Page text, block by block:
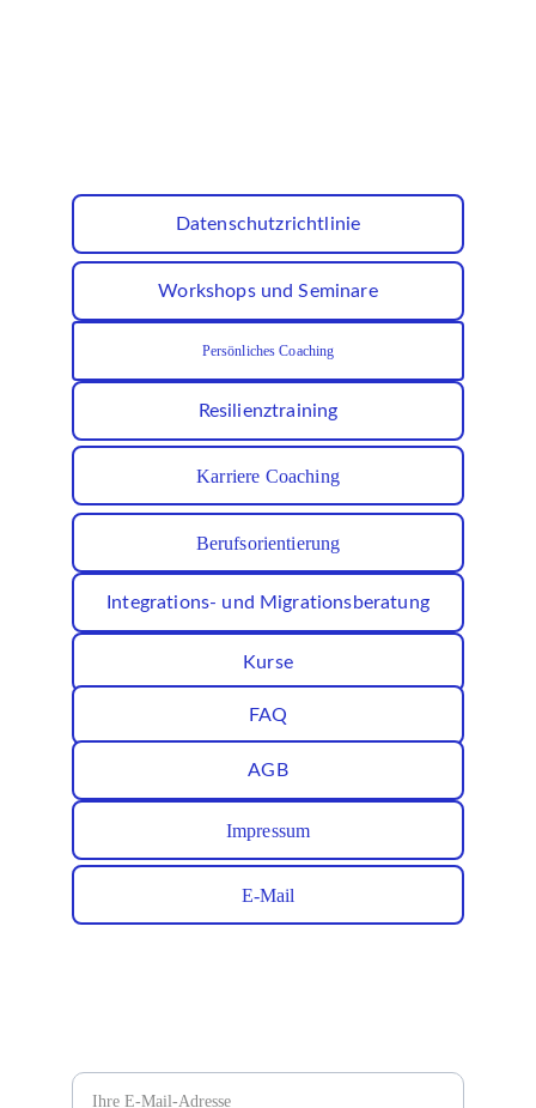
E-Mail
Integrations- und Migrationsberatung
Resilienztraining
Persönliches Coaching
Datenschutzrichtlinie
Workshops und Seminare
Kurse
Karriere Coaching
FAQ
Berufsorientierung
Impressum
AGB